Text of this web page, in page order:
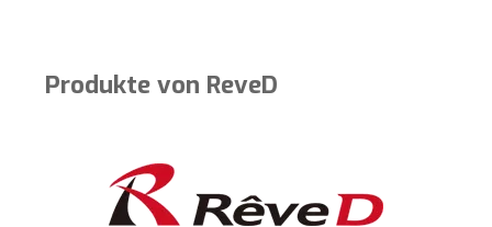
Produkte von ReveD